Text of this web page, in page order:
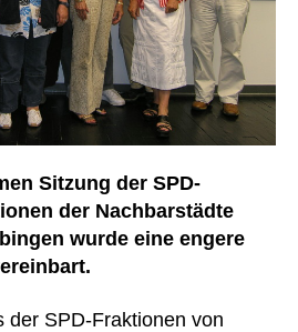
Sitzung der SPD-
der Nachbarstädte
wurde eine engere
der SPD-Fraktionen von